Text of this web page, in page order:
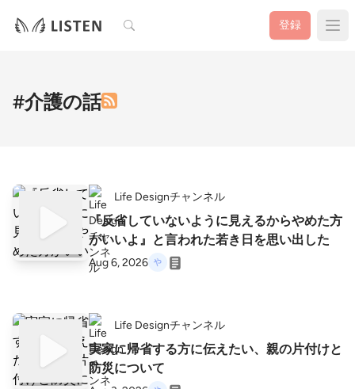
検索 登録
#介護の話
Life Designチャンネル
『反省していないように見えるからやめた方
がいいよ』と言われた若き日を思い出した
Aug 6, 2026
Life Designチャンネル
実家に帰省する方に伝えたい、親の片付けと
防災について